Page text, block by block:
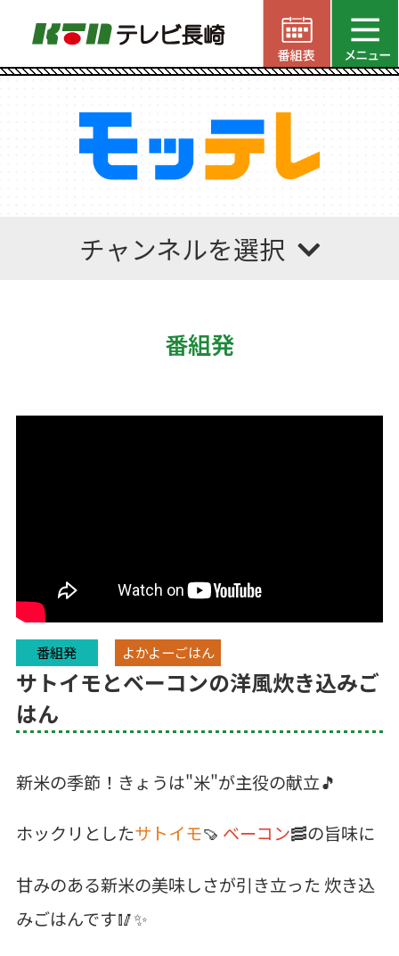
チャンネルを選択
番組発
番組発 よかよーごはん
サトイモとベーコンの洋風炊き込みご
はん
新米の季節！きょうは"米"が主役の献立🎵
ホックリとしたサトイモ🍠 ベーコン🥓の旨味に
甘みのある新米の美味しさが引き立った 炊き込
みごはんです🥢✨